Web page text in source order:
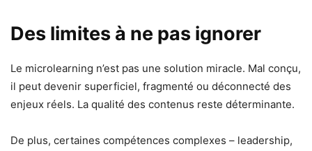
Des limites à ne pas ignorer
Le microlearning n’est pas une solution miracle. Mal conçu,
il peut devenir superficiel, fragmenté ou déconnecté des
enjeux réels. La qualité des contenus reste déterminante.
De plus, certaines compétences complexes – leadership,